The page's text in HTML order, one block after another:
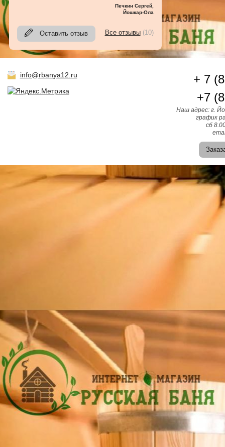
Печкин Сергей,
Йошкар-Ола
Оставить отзыв Все отзывы(10)
info@rbanya12.ru
+ 7
+7
Наш адрес: г.
график
сб